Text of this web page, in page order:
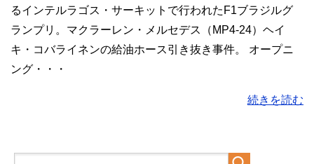
るインテルラゴス・サーキットで行われたF1ブラジルグ
ランプリ。マクラーレン・メルセデス（MP4-24）ヘイ
キ・コバライネンの給油ホース引き抜き事件。 オープニ
ング・・・
続きを読む